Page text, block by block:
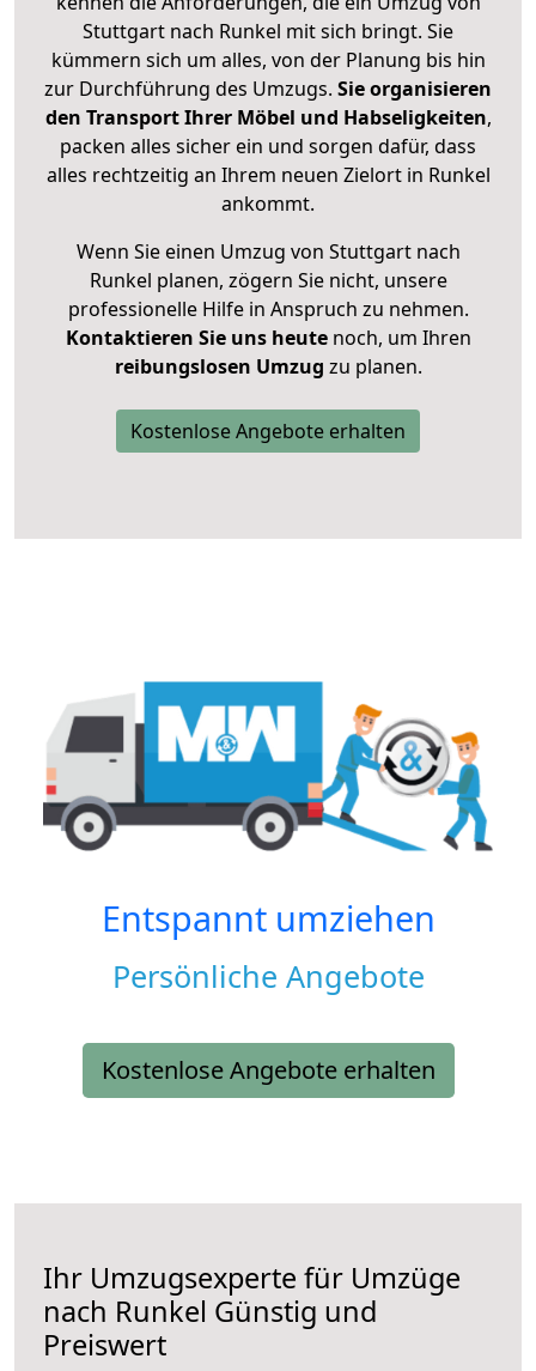
Stuttgart nach Runkel mit sich bringt. Sie
kümmern sich um alles, von der Planung bis hin
zur Durchführung des Umzugs. Sie organisieren
den Transport Ihrer Möbel und Habseligkeiten,
packen alles sicher ein und sorgen dafür, dass
alles rechtzeitig an Ihrem neuen Zielort in Runkel
ankommt.
Wenn Sie einen Umzug von Stuttgart nach
Runkel planen, zögern Sie nicht, unsere
professionelle Hilfe in Anspruch zu nehmen.
Kontaktieren Sie uns heutenoch, um Ihren
reibungslosen Umzug zu planen.
Kostenlose Angebote erhalten
Entspannt umziehen
Persönliche Angebote
Kostenlose Angebote erhalten
Ihr Umzugsexperte für Umzüge
nach Runkel Günstig und
Preiswert